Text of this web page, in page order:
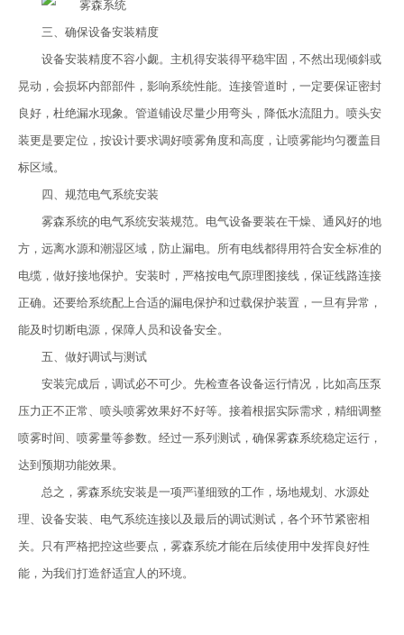
三、确保设备安装精度
设备安装精度不容小觑。主机得安装得平稳牢固，不然出现倾斜或
晃动，会损坏内部部件，影响系统性能。连接管道时，一定要保证密封
良好，杜绝漏水现象。管道铺设尽量少用弯头，降低水流阻力。喷头安
装更是要定位，按设计要求调好喷雾角度和高度，让喷雾能均匀覆盖目
标区域。
四、规范电气系统安装
雾森系统的电气系统安装规范。电气设备要装在干燥、通风好的地
方，远离水源和潮湿区域，防止漏电。所有电线都得用符合安全标准的
电缆，做好接地保护。安装时，严格按电气原理图接线，保证线路连接
正确。还要给系统配上合适的漏电保护和过载保护装置，一旦有异常，
能及时切断电源，保障人员和设备安全。
五、做好调试与测试
安装完成后，调试必不可少。先检查各设备运行情况，比如高压泵
压力正不正常、喷头喷雾效果好不好等。接着根据实际需求，精细调整
喷雾时间、喷雾量等参数。经过一系列测试，确保雾森系统稳定运行，
达到预期功能效果。
总之，雾森系统安装是一项严谨细致的工作，场地规划、水源处
理、设备安装、电气系统连接以及最后的调试测试，各个环节紧密相
关。只有严格把控这些要点，雾森系统才能在后续使用中发挥良好性
能，为我们打造舒适宜人的环境。